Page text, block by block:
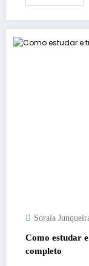
Soraia
Como estudar
completo